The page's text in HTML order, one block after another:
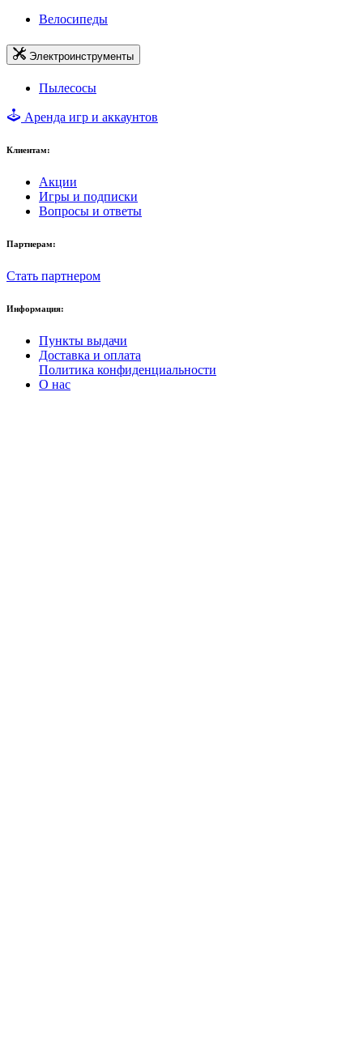
Велосипеды
Электроинструменты
Пылесосы
Аренда игр и аккаунтов
Клиентам:
Акции
Игры и подписки
Вопросы и ответы
Партнерам:
Стать партнером
Информация:
Пункты выдачи
Доставка и оплата
Политика конфиденциальности
О нас